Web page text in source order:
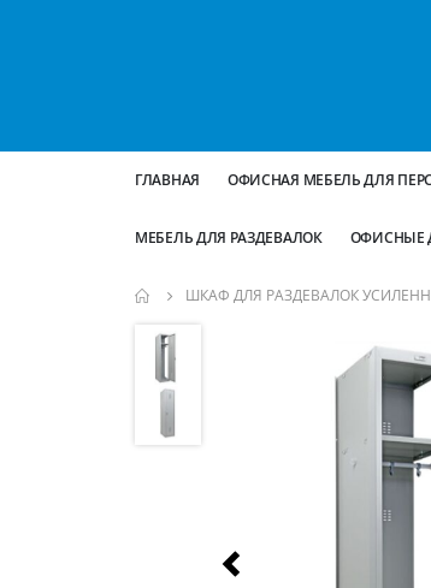
ГЛАВНАЯ ОФИСНАЯ МЕБЕЛЬ ДЛЯ
МЕБЕЛЬ ДЛЯ РАЗДЕВАЛОК ОФИСНЫЕ
ШКАФ ДЛЯ РАЗДЕВАЛОК
Пропустить
перейти
галереям
изображений